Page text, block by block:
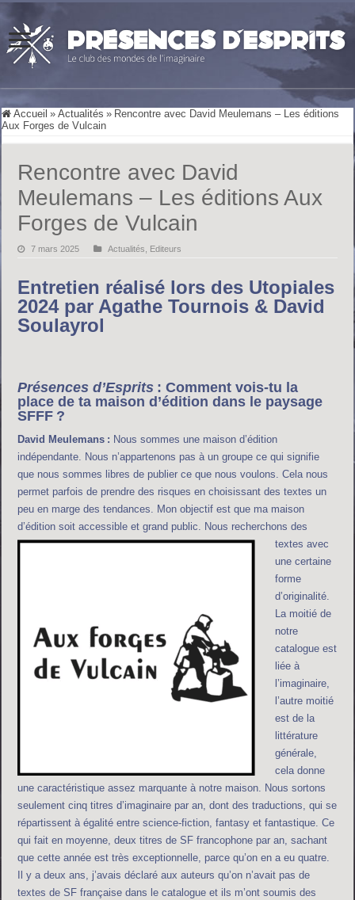
Accueil » Actualités » Rencontre avec David Meulemans – Les éditions
Aux Forges de Vulcain
Rencontre avec David
Meulemans – Les éditions Aux
Forges de Vulcain
7 mars 2025 Actualités Editeurs
Entretien réalisé lors des Utopiales
2024 par Agathe Tournois & David
Soulayrol
Présences d’Esprits : Comment vois-tu la
place de ta maison d’édition dans le paysage
SFFF ?
David Meulemans : Nous sommes une maison d’édition
indépendante. Nous n’appartenons pas à un groupe ce qui signifie
que nous sommes libres de publier ce que nous voulons. Cela nous
permet parfois de prendre des risques en choisissant des textes un
peu en marge des tendances. Mon objectif est que ma maison
d’édition soit accessible et grand public. Nous recherchons des
textes avec
une certaine
forme
d’originalité.
La moitié de
notre
catalogue est
liée à
l’imaginaire,
l’autre moitié
est de la
littérature
générale,
cela donne
une caractéristique assez marquante à notre maison. Nous sortons
seulement cinq titres d’imaginaire par an, dont des traductions, qui se
répartissent à égalité entre science-fiction, fantasy et fantastique. Ce
qui fait en moyenne, deux titres de SF francophone par an, sachant
que cette année est très exceptionnelle, parce qu’on en a eu quatre.
Il y a deux ans, j’avais déclaré aux auteurs qu’on n’avait pas de
textes de SF française dans le catalogue et ils m’ont soumis des